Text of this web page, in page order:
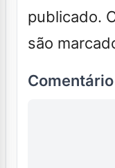
publicado.
são
Comentário